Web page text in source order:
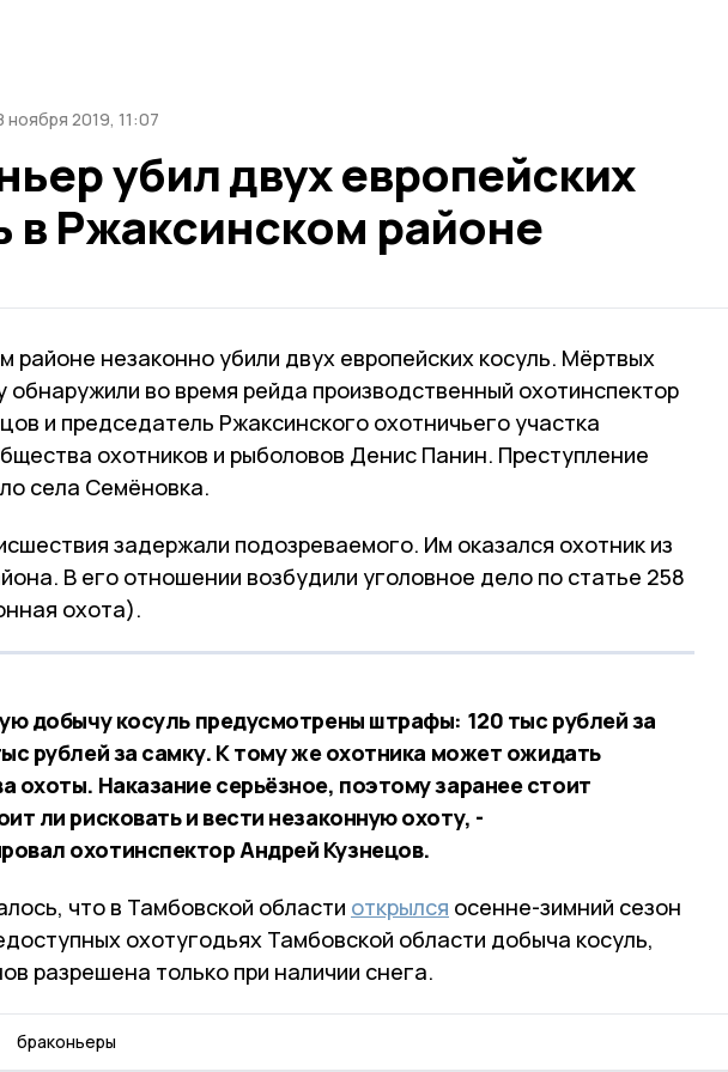
ноября 2019, 11:07
убил двух европейских
в Ржаксинском районе
районе незаконно убили двух европейских косуль. Мёртвых
обнаружили во время рейда производственный охотинспектор
и председатель Ржаксинского охотничьего участка
охотников и рыболовов Денис Панин. Преступление
села Семёновка.
задержали подозреваемого. Им оказался охотник из
В его отношении возбудили уголовное дело по статье 258
охота).
добычу косуль предусмотрены штрафы: 120 тыс рублей за
рублей за самку. К тому же охотника может ожидать
охоты. Наказание серьёзное, поэтому заранее стоит
ли рисковать и вести незаконную охоту, -
охотинспектор Андрей Кузнецов.
что в Тамбовской области открылся осенне-зимний сезон
охотугодьях Тамбовской области добыча косуль,
разрешена только при наличии снега.
браконьеры